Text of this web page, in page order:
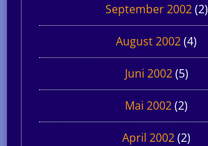
September 2002(2)
August 2002(4)
Juni 2002(5)
Mai 2002(2)
April 2002(2)